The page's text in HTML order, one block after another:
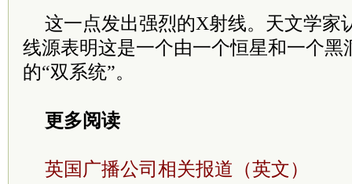
这一点发出强烈的X射线。天文学家
线源表明这是一个由一个恒星和一个黑
的“双系统”。
更多阅读
英国广播公司相关报道（英文）